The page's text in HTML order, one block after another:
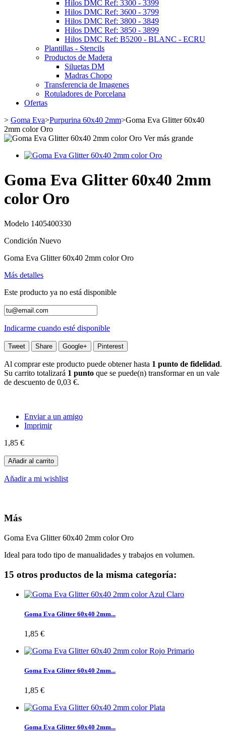
Hilos DMC Ref: 3300 - 3399
Hilos DMC Ref: 3600 - 3799
Hilos DMC Ref: 3800 - 3849
Hilos DMC Ref: 3850 - 3899
Hilos DMC Ref: B5200 - BLANC - ECRU
Plantillas - Stencils
Productos de Madera
Siluetas DM
Madras Chopo
Transferencia de Imagenes
Rotuladores de Porcelana
Ofertas
> Goma Eva>Purpurina 60x40 2mm>Goma Eva Glitter 60x40
2mm color Oro
Ver más grande
Goma Eva Glitter 60x40 2mm
color Oro
Modelo 1405400330
Condición Nuevo
Goma Eva Glitter 60x40 2mm color Oro
Más detalles
Este producto ya no está disponible
Indicarme cuando esté disponible
Tweet Share Google+ Pinterest
Al comprar este producto puede obtener hasta 1 punto de fidelidad.
Su carrito totalizará 1 punto que se puede(n) transformar en un vale
de descuento de 0,03 €.
Enviar a un amigo
Imprimir
1,85 €
Añadir al carrito
Añadir a mi wishlist
Más
Goma Eva Glitter 60x40 2mm color Oro
Ideal para todo tipo de manualidades y trabajos en volumen.
15 otros productos de la misma categoría:
Goma Eva Glitter 60x40 2mm...
1,85 €
Goma Eva Glitter 60x40 2mm...
1,85 €
Goma Eva Glitter 60x40 2mm...